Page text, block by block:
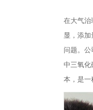
在大气治
显，添
问题。
中三氧化
本，是一